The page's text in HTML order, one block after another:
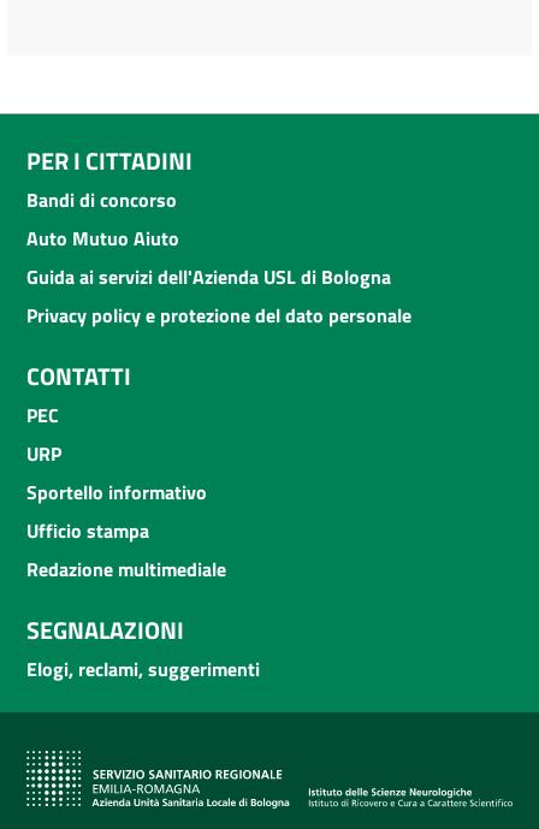
PER I CITTADINI
Bandi di concorso
Auto Mutuo Aiuto
Guida ai servizi dell'Azienda USL di Bologna
Privacy policy e protezione del dato personale
CONTATTI
PEC
URP
Sportello informativo
Ufficio stampa
Redazione multimediale
SEGNALAZIONI
Elogi, reclami, suggerimenti